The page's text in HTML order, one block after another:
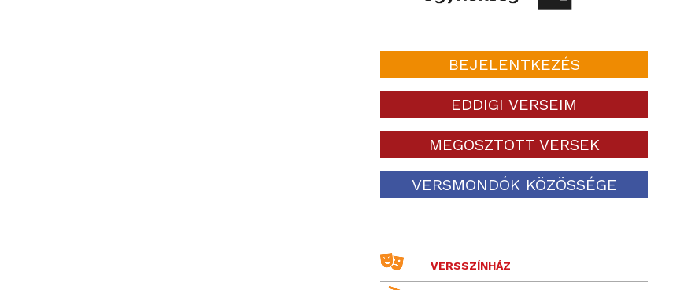
BEJELENTKEZÉS
EDDIGI VERSEIM
MEGOSZTOTT VERSEK
VERSMONDÓK KÖZÖSSÉGE
VERSSZÍNHÁZ